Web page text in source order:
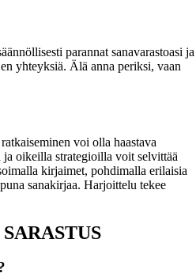
parannat sanavarastoasi ja
yhteyksiä. Älä anna periksi, vaan
voi olla haastava
oikeilla strategioilla voit selvittää
kirjaimet, pohdimalla erilaisia
sanakirjaa. Harjoittelu tekee